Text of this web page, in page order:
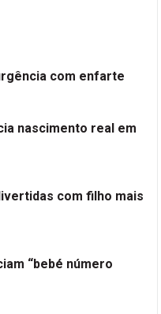
com enfarte
nascimento real em
com filho mais
“bebé número